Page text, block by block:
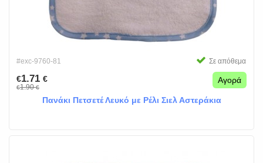
#exc-9760-81 Σε απόθεμα
€1.71 €
€1.90€
Αγορά
Πανάκι Πετσετέ Λευκό με Ρέλι Σιελ Αστεράκια